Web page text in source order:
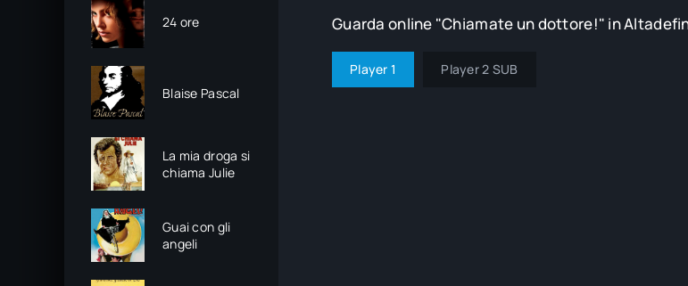
24 ore
Blaise Pascal
La mia droga si
chiama Julie
Guai con gli
angeli
Guarda online "Chiamate un dottore!" in
Player 1 Player 2 SUB